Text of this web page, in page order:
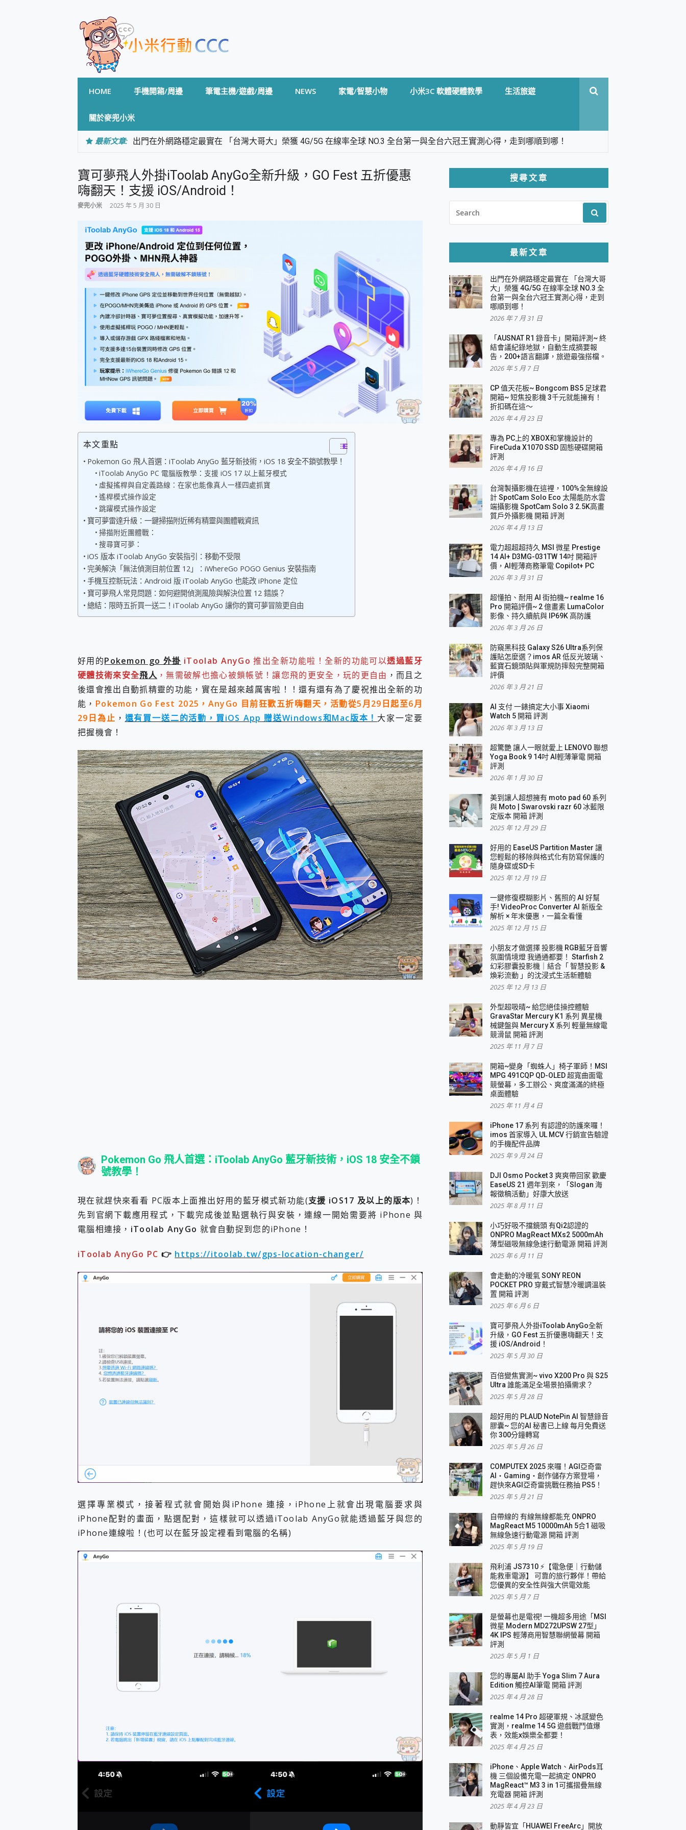
HOME 手機開箱/周邊 筆電主機/遊戲/周邊 NEWS 家電/智慧小物 小米3C 軟體硬體教學 生活旅遊
關於麥兜小米
最新文章: 出門在外網路穩定最實在 「台灣大哥大」榮獲 4G/5G 在線率全球 NO.3 全台第一與全台六冠王實測心得，走到哪順到哪！
專為 PC上的 XBOX和掌機設計的 FireCuda X1070 SSD 固態硬碟開箱 評測
台灣製攝影機在這裡，100%全無線設計 SpotCam Solo Eco 太陽能防水雲端攝影機 SpotCam Solo 3 2.5K高畫質戶外攝影機 開箱 評
測
電力超超超持久 MSI 微星 Prestige 14 AI+ D3MG-031TW 14吋 開箱評價，AI輕薄商務筆電 Copilot+ PC
防窺黑科技 Galaxy S26 Ultra系列保護貼怎麼選？imos AR 低反光玻璃、藍寶石鏡頭貼與軍規防摔殼完整開箱評價
AI 支付 一錶搞定大小事 Xiaomi Watch 5 開箱 評測
超驚艷 讓人一眼就愛上 LENOVO 聯想 Yoga Book 9 14吋 AI輕薄筆電 開箱 評測
美到讓人超想擁有 moto pad 60 系列 與 Moto | Swarovski razr 60 冰藍限定版本 開箱 評測
好用的 EaseUS Partition Master 讓您輕鬆的移除與格式化有防寫保護的隨身碟或SD卡
一鍵修復模糊影片、舊照的 AI 好幫手! VideoProc Converter AI 新版全解析 × 年末優惠，一篇全看懂
小朋友才做選擇 投影機 RGB藍牙音響 氛圍情境燈 我通通都要！ Starfish 2 幻彩膠囊投影機｜結合「 智慧投影 & 煥彩流動 」的沈浸
式生活新體驗
外型超吸晴~ 給您絕佳操控體驗 GravaStar Mercury K1 系列 異星機械鍵盤與 Mercury X 系列 輕量無線電競滑鼠 開箱 評測
開箱~變身「蜘蛛人」椅子軍師！MSI MPG 491CQP QD-OLED 超寬曲面電競螢幕，多工辦公、爽度滿滿的終極桌面體驗
iPhone 17 系列 有認證的防護來囉！ imos 首家導入 UL MCV 行銷宣告驗證的手機配件品牌
DJI Osmo Pocket 3 爽爽帶回家 歡慶 EaseUS 21 週年到來，「Slogan 海報徵稿活動」好康大放送
小巧好吸不擋鏡頭 有Qi2認證的 ONPRO MagReact MXs2 5000mAh薄型磁吸無線急速行動電源 開箱 評測
會走動的冷暖氣 SONY REON POCKET PRO 穿戴式智慧冷暖調溫裝置 開箱 評測
寶可夢飛人外掛iToolab AnyGo全新升級，GO Fest 五折優惠嗨翻天！支援 iOS/Android！
百倍變焦實測~ vivo X200 Pro 與 S25 Ultra 誰能滿足全場景拍攝需求？
超好用的 PLAUD NotePin AI 智慧錄音膠囊~ 您的AI 秘書已上線 每月免費送你 300分鐘轉寫
COMPUTEX 2025 來囉！AGI亞奇雷 AI・Gaming・創作儲存方案登場，趕快來AGI亞奇雷挑戰任務抽 PS5！
自帶線的 有線無線都能充 ONPRO MagReact M5 10000mAh 5合1 磁吸無線急速行動電源 開箱 評測
飛利浦 JS7310 ⚡【電急便｜行動儲能救車電源】 可靠的旅行夥伴！帶給您優異的安全性與強大供電效能
是螢幕也是電視! 一機超多用途「MSI微星 Modern MD272UPSW 27型」 4K IPS 輕薄商用智慧聯網螢幕 開箱 評測
您的專屬AI 助手 Yoga Slim 7 Aura Edition 觸控AI筆電 開箱 評測
realme 14 Pro 超硬軍規、冰感變色實測，realme 14 5G 遊戲戰鬥值爆表，效能x娛樂全都要！
iPhone、Apple Watch、AirPods耳機 三個設備充電一起搞定 ONPRO MagReact™ M3 3 in 1可攜摺疊無線充電器 開箱 評測
動靜皆宜「HUAWEI FreeArc」開放式耳掛耳機，無感配戴! 超穩超服貼，音質、通話也很優質
好玩好拍 vivo V50 ~ 口袋裡的 Zeiss 潮流攝影棚!
25種洗烘模式一機搞定! Roborock 衣莉莎白 H1 Neo分子篩洗脫烘 AI 滾筒洗衣機
給 MSI Claw 系列電競掌機 最完美的家 MSI Nest Docking Station 掌機專屬擴充底座 開箱 評測
B&O 精品級音響! Home+ 中嘉寬頻 SoundBox 劇院串流盒 開箱 評測
2億 APO蔡司長焦神機降臨~ vivo X200 Pro、vivo X200 就是這麼好拍
EaseUS Vocal Remover 免費線上去聲器一鍵去除人聲 人聲 音樂分離 2024 消除人聲推薦
3 個超值 MHN 飛人工具分享~~ iToolab AnyGo 魔物獵人 Now飛人 ios教學 不出門也可以到處走
Locawhere AnyTo 寶可夢飛人 AnyTo 不出門也可以飛遍全世界
小體積 40000mAh 超大容量 一次充5個設備 充好充滿 CUKTECH 酷態科 300W 微型充電站 開箱 評測
97.3% 恢復率，資料救援就是這麼簡單 EaseUS Data Recovery Wizard Free 18.0.0 業界最好的資料救援軟體
Xiaomi 14 Ultra 開箱 評測~ 有深度的 Leica 影像旗艦手機! 加碼小旗艦 Xiaomi 14 開箱 評測
vivo TWS 3e 真無線藍牙耳機智慧降噪升級、音質明亮溫潤，並支援雙設備連接~
MSI Claw 掌機專屬配件包 來囉 完美保護 MSI Claw A1M-026TW 電競掌機
人像旗艦 vivo V30 系列 開箱 評測! 首搭蔡司光學鏡頭、攝影棚級柔光環、拍攝功能最好玩的美拍神機 vivo V30 Pro
多個願望一次滿足 超強散熱 微星 MSI Claw A1M-026TW 電競掌機 開箱 評測
一吸完美對位 擁有超強吸力與超好用的隱磁支架 O-ONE MAG 最會吸的行動電源 開箱 評測
OPPO 哈蘇 300mm 專業增距鏡實測：Find X9 Ultra 光學長焦隨手拍，紀錄生活就是這麼簡單
Motorola edge 70 pro 及 moto g37 power上市，登錄在送飛利浦氣炸鍋
寶可夢飛人外掛iToolab AnyGo全新升級，GO Fest 五折優惠
嗨翻天！支援 iOS/Android！
麥兜小米 2025 年 5 月 30 日
本文重點
Pokemon Go 飛人首選：iToolab AnyGo 藍牙新技術，iOS 18 安全不鎖號教學！
iToolab AnyGo PC 電腦版教學：支援 iOS 17 以上藍牙模式
虛擬搖桿與自定義路線：在家也能像真人一樣四處抓寶
遙桿模式操作設定
跳躍模式操作設定
寶可夢雷達升級：一鍵掃描附近稀有精靈與團體戰資訊
掃描附近團體戰：
搜尋寶可夢：
iOS 版本 iToolab AnyGo 安裝指引：移動不受限
完美解決「無法偵測目前位置 12」：iWhereGo POGO Genius 安裝指南
手機互控新玩法：Android 版 iToolab AnyGo 也能改 iPhone 定位
寶可夢飛人常見問題：如何避開偵測風險與解決位置 12 錯誤？
總結：限時五折買一送二！iToolab AnyGo 讓你的寶可夢冒險更自由
好用的Pokemon go 外掛 iToolab AnyGo 推出全新功能啦！全新的功能可以透過藍牙
硬體技術來安全飛人 ，無需破解也擔心被鎖帳號！讓您飛的更安全，玩的更自由 ，而且之
後還會推出自動抓精靈的功能，實在是越來越厲害啦！！還有還有為了慶祝推出全新的功
能， Pokemon Go Fest 2025，AnyGo 目前狂歡五折嗨翻天，活動從5月29日起至6月
29日為止 ， 還有買一送二的活動，買iOS App 贈送Windows和Mac版本！ 大家一定要
把握機會！
Pokemon Go 飛人首選：iToolab AnyGo 藍牙新技術，iOS 18 安全不鎖
號教學！
現在就趕快來看看 PC版本上面推出好用的藍牙模式新功能(支援 iOS17 及以上的版本)！
先到官網下載應用程式，下載完成後並點選執行與安裝，連線一開始需要將 iPhone 與
電腦相連接， iToolab AnyGo 就會自動捉到您的iPhone！
iToolab AnyGo PC 👉 https://itoolab.tw/gps-location-changer/
選擇專業模式，接著程式就會開始與iPhone 連接，iPhone上就會出現電腦要求與
iPhone配對的畫面，點選配對，這樣就可以透過iToolab AnyGo就能透過藍牙與您的
iPhone連線啦！(也可以在藍牙設定裡看到電腦的名稱)
搜尋文章
FOR:
最新文章
出門在外網路穩定最實在 「台灣大哥
大」榮獲 4G/5G 在線率全球 NO.3 全
台第一與全台六冠王實測心得，走到
哪順到哪！
2026 年 7 月 31 日
「AUSNAT R1 錄音卡」開箱評測~ 終
結會議紀錄地獄，自動生成摘要報
告，200+語言翻譯，旅遊最強搭檔。
2026 年 5 月 7 日
CP 值天花板~ Bongcom BS5 足球君
開箱~ 短焦投影機 3千元就能擁有！
折扣碼在這～
2026 年 4 月 23 日
專為 PC上的 XBOX和掌機設計的
FireCuda X1070 SSD 固態硬碟開箱
評測
2026 年 4 月 16 日
台灣製攝影機在這裡，100%全無線設
計 SpotCam Solo Eco 太陽能防水雲
端攝影機 SpotCam Solo 3 2.5K高畫
質戶外攝影機 開箱 評測
2026 年 4 月 13 日
電力超超超持久 MSI 微星 Prestige
14 AI+ D3MG-031TW 14吋 開箱評
價，AI輕薄商務筆電 Copilot+ PC
2026 年 3 月 31 日
超懂拍、耐用 AI 街拍機~ realme 16
Pro 開箱評價~ 2 億畫素 LumaColor
影像、持久續航與 IP69K 高防護
2026 年 3 月 26 日
防窺黑科技 Galaxy S26 Ultra系列保
護貼怎麼選？imos AR 低反光玻璃、
藍寶石鏡頭貼與軍規防摔殼完整開箱
評價
2026 年 3 月 21 日
AI 支付 一錶搞定大小事 Xiaomi
Watch 5 開箱 評測
2026 年 3 月 13 日
超驚艷 讓人一眼就愛上 LENOVO 聯想
Yoga Book 9 14吋 AI輕薄筆電 開箱
評測
2026 年 1 月 30 日
美到讓人超想擁有 moto pad 60 系列
與 Moto | Swarovski razr 60 冰藍限
定版本 開箱 評測
2025 年 12 月 29 日
好用的 EaseUS Partition Master 讓
您輕鬆的移除與格式化有防寫保護的
隨身碟或SD卡
2025 年 12 月 19 日
一鍵修復模糊影片、舊照的 AI 好幫
手! VideoProc Converter AI 新版全
解析 × 年末優惠，一篇全看懂
2025 年 12 月 15 日
小朋友才做選擇 投影機 RGB藍牙音響
氛圍情境燈 我通通都要！ Starfish 2
幻彩膠囊投影機｜結合「 智慧投影 &
煥彩流動 」的沈浸式生活新體驗
2025 年 12 月 13 日
外型超吸晴~ 給您絕佳操控體驗
GravaStar Mercury K1 系列 異星機
械鍵盤與 Mercury X 系列 輕量無線電
競滑鼠 開箱 評測
2025 年 11 月 7 日
開箱~變身「蜘蛛人」椅子軍師！MSI
MPG 491CQP QD-OLED 超寬曲面電
競螢幕，多工辦公、爽度滿滿的終極
桌面體驗
2025 年 11 月 4 日
iPhone 17 系列 有認證的防護來囉！
imos 首家導入 UL MCV 行銷宣告驗證
的手機配件品牌
2025 年 9 月 24 日
DJI Osmo Pocket 3 爽爽帶回家 歡慶
EaseUS 21 週年到來，「Slogan 海
報徵稿活動」好康大放送
2025 年 8 月 11 日
小巧好吸不擋鏡頭 有Qi2認證的
ONPRO MagReact MXs2 5000mAh
薄型磁吸無線急速行動電源 開箱 評測
2025 年 6 月 11 日
會走動的冷暖氣 SONY REON
POCKET PRO 穿戴式智慧冷暖調溫裝
置 開箱 評測
2025 年 6 月 6 日
寶可夢飛人外掛iToolab AnyGo全新
升級，GO Fest 五折優惠嗨翻天！支
援 iOS/Android！
2025 年 5 月 30 日
百倍變焦實測~ vivo X200 Pro 與 S25
Ultra 誰能滿足全場景拍攝需求？
2025 年 5 月 28 日
超好用的 PLAUD NotePin AI 智慧錄音
膠囊~ 您的AI 秘書已上線 每月免費送
你 300分鐘轉寫
2025 年 5 月 26 日
COMPUTEX 2025 來囉！AGI亞奇雷
AI・Gaming・創作儲存方案登場，
趕快來AGI亞奇雷挑戰任務抽 PS5！
2025 年 5 月 21 日
自帶線的 有線無線都能充 ONPRO
MagReact M5 10000mAh 5合1 磁吸
無線急速行動電源 開箱 評測
2025 年 5 月 19 日
飛利浦 JS7310 ⚡【電急便｜行動儲
能救車電源】 可靠的旅行夥伴！帶給
您優異的安全性與強大供電效能
2025 年 5 月 7 日
是螢幕也是電視! 一機超多用途「MSI
微星 Modern MD272UPSW 27型」
4K IPS 輕薄商用智慧聯網螢幕 開箱
評測
2025 年 5 月 1 日
您的專屬AI 助手 Yoga Slim 7 Aura
Edition 觸控AI筆電 開箱 評測
2025 年 4 月 28 日
realme 14 Pro 超硬軍規、冰感變色
實測，realme 14 5G 遊戲戰鬥值爆
表，效能x娛樂全都要！
2025 年 4 月 25 日
iPhone、Apple Watch、AirPods耳
機 三個設備充電一起搞定 ONPRO
MagReact™ M3 3 in 1可攜摺疊無線
充電器 開箱 評測
2025 年 4 月 23 日
動靜皆宜「HUAWEI FreeArc」開放